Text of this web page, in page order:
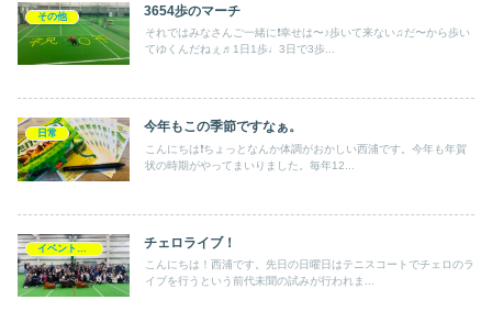
その他 3654歩のマーチ
それではみなさんご一緒に❗️幸せは〜♪歩いて来ない♫だ〜から歩い
てゆくんだねぇ♬1日1歩♩3日で3歩...
日常 今年もこの季節ですなぁ。
こんにちは❗️ちょっとなんか体調がおかしい西浦です。今年も年賀
状の時期がやってまいりました。毎年12...
イベントレッスン会 チェロライブ！
こんにちは！西浦です。先日の日曜日はテニスコートでチェロのラ
イブを行うという前代未聞の試みが行われま...